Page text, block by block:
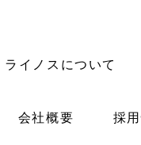
ライノスについて
会社概要 採